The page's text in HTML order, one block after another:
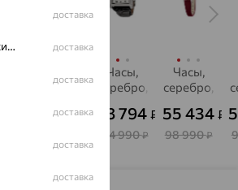
серебро,
27 013₽
Часы,
серебро,
58 794 ₽
104 990₽
Часы,
серебро,
55 434 ₽
98 990₽
доставка
Апастово, Апастовский район доставка
доставка
доставка
доставка
доставка